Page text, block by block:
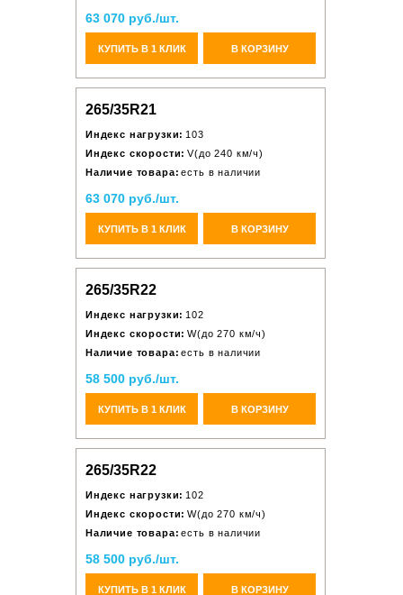
63 070 руб./шт.
КУПИТЬ В 1 КЛИК В КОРЗИНУ
265/35R21
Индекс нагрузки: 103
Индекс скорости: V(до 240 км/ч)
Наличие товара: есть в наличии
63 070 руб./шт.
КУПИТЬ В 1 КЛИК В КОРЗИНУ
265/35R22
Индекс нагрузки: 102
Индекс скорости: W(до 270 км/ч)
Наличие товара: есть в наличии
58 500 руб./шт.
КУПИТЬ В 1 КЛИК В КОРЗИНУ
265/35R22
Индекс нагрузки: 102
Индекс скорости: W(до 270 км/ч)
Наличие товара: есть в наличии
58 500 руб./шт.
КУПИТЬ В 1 КЛИК В КОРЗИНУ